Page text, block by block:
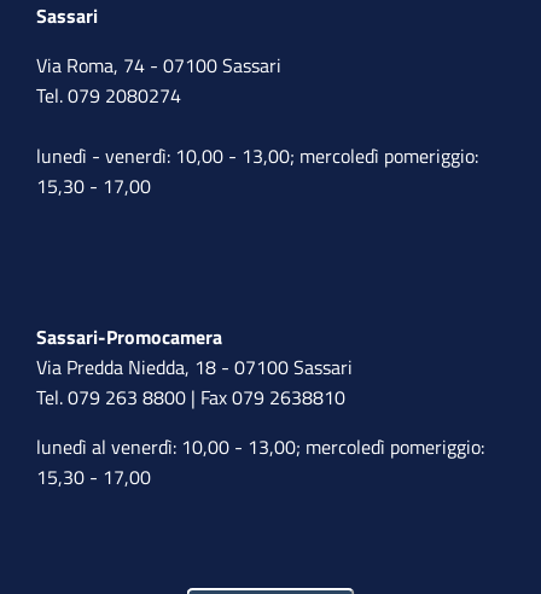
Sassari
Via Roma, 74 - 07100 Sassari
Tel. 079 2080274
lunedì - venerdì: 10,00 - 13,00; mercoledì pomeriggio:
15,30 - 17,00
Sassari-Promocamera
Via Predda Niedda, 18 - 07100 Sassari
Tel. 079 263 8800 | Fax 079 2638810
lunedì al venerdì: 10,00 - 13,00; mercoledì pomeriggio:
15,30 - 17,00